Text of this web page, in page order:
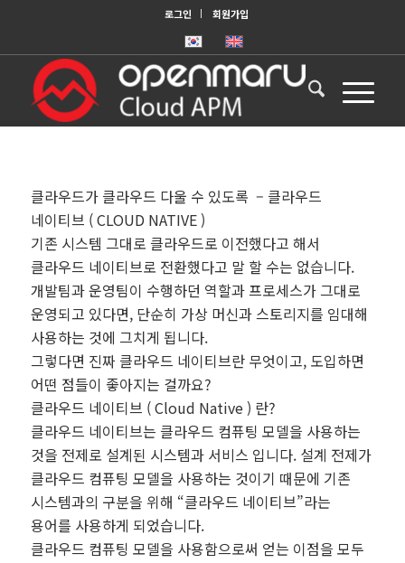
로그인 회원가입
클라우드가 클라우드 다울 수 있도록 – 클라우드
네이티브 ( CLOUD NATIVE )
기존 시스템 그대로 클라우드로 이전했다고 해서
클라우드 네이티브로 전환했다고 말 할 수는 없습니다.
개발팀과 운영팀이 수행하던 역할과 프로세스가 그대로
운영되고 있다면, 단순히 가상 머신과 스토리지를 임대해
사용하는 것에 그치게 됩니다.
그렇다면 진짜 클라우드 네이티브란 무엇이고, 도입하면
어떤 점들이 좋아지는 걸까요?
클라우드 네이티브 ( Cloud Native ) 란?
클라우드 네이티브는 클라우드 컴퓨팅 모델을 사용하는
것을 전제로 설계된 시스템과 서비스 입니다. 설계 전제가
클라우드 컴퓨팅 모델을 사용하는 것이기 때문에 기존
시스템과의 구분을 위해 “클라우드 네이티브”라는
용어를 사용하게 되었습니다.
클라우드 컴퓨팅 모델을 사용함으로써 얻는 이점을 모두